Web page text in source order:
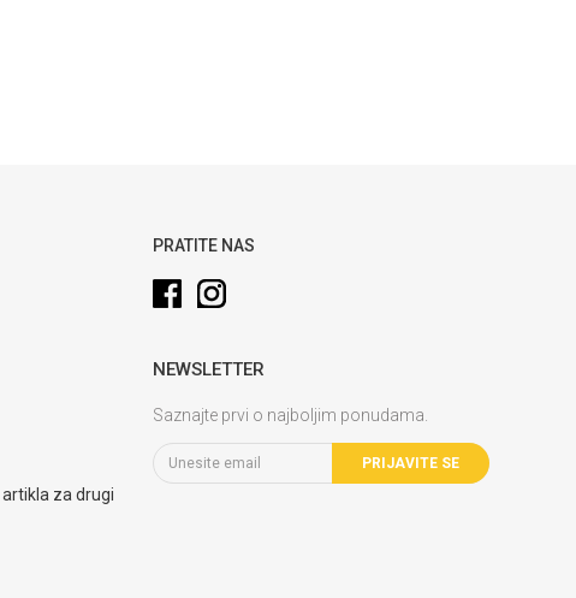
za drugi
PRATITE NAS
NEWSLETTER
Saznajte prvi o najboljim ponudama.
PRIJAVITE SE